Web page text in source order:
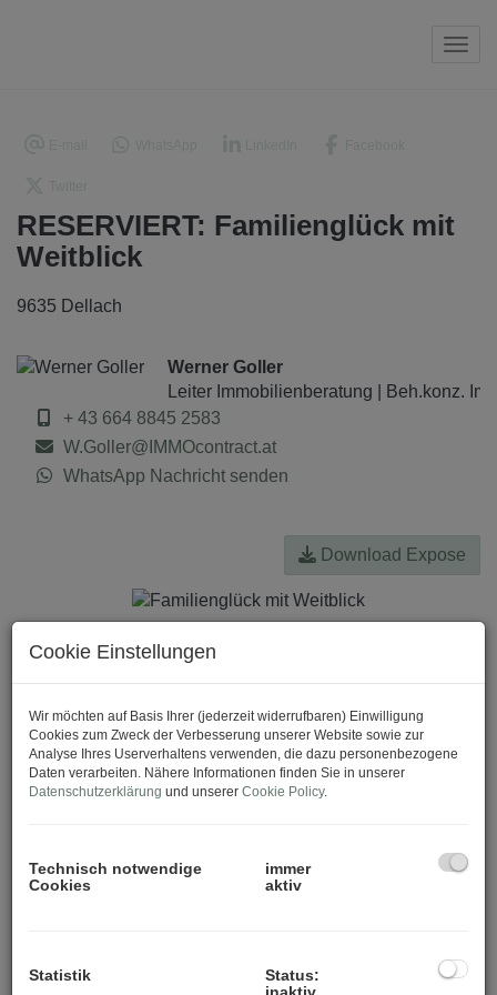
RESERVIERT: Familienglück mit
Weitblick
9635 Dellach
Werner Goller
Leiter Immobilienberatung | Beh.konz.
+ 43 664 8845 2583
W.Goller@IMMOcontract.at
WhatsApp Nachricht senden
Download Expose
Cookie Einstellungen
Wir möchten auf Basis Ihrer (jederzeit widerrufbaren) Einwilligung
Cookies zum Zweck der Verbesserung unserer Website sowie zur
Analyse Ihres Userverhaltens verwenden, die dazu personenbezogene
Daten verarbeiten. Nähere Informationen finden Sie in unserer
Datenschutzerklärung und unserer Cookie Policy.
Technisch notwendige
Cookies
immer
aktiv
Statistik
Status: